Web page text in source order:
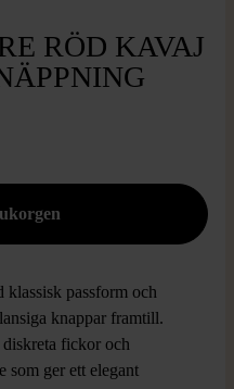
RÖD KAVAJ
klassisk passform och
knappar framtill.
fickor och
som ger ett elegant